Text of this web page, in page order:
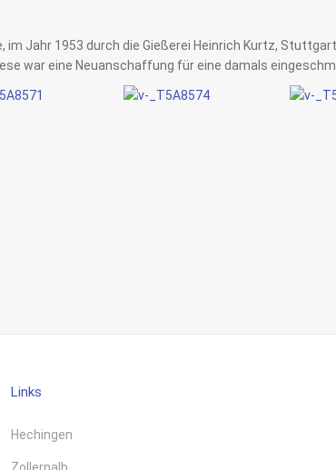
im Jahr 1953 durch die Gießerei Heinrich Kurtz,
war eine Neuanschaffung für eine damals
Links
Hechingen